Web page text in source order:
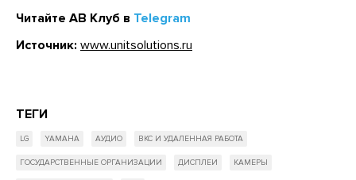
Читайте АВ Клуб в Telegram
Источник: www.unitsolutions.ru
ТЕГИ
LG YAMAHA АУДИО ВКС И УДАЛЕННАЯ РАБОТА
ГОСУДАРСТВЕННЫЕ ОРГАНИЗАЦИИ ДИСПЛЕИ КАМЕРЫ